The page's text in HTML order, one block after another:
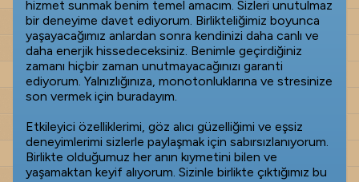
hizmet sunmak benim temel amacım. Sizleri unutulmaz
bir deneyime davet ediyorum. Birlikteliğimiz boyunca
yaşayacağımız anlardan sonra kendinizi daha canlı ve
daha enerjik hissedeceksiniz. Benimle geçirdiğiniz
zamanı hiçbir zaman unutmayacağınızı garanti
ediyorum. Yalnızlığınıza, monotonluklarına ve stresinize
son vermek için buradayım.
Etkileyici özelliklerimi, göz alıcı güzelliğimi ve eşsiz
deneyimlerimi sizlerle paylaşmak için sabırsızlanıyorum.
Birlikte olduğumuz her anın kıymetini bilen ve
yaşamaktan keyif alıyorum. Sizinle birlikte çıktığımız bu